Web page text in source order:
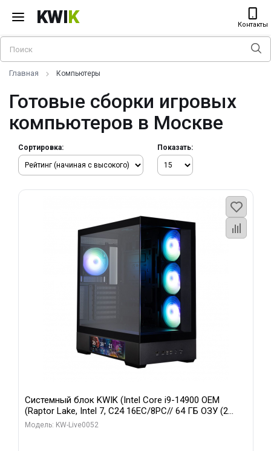
KWIK Контакты
Главная Компьютеры
Готовые сборки игровых
компьютеров в Москве
Сортировка: Показать:
Системный блок KWIK (Intel Core i9-14900 OEM
(Raptor Lake, Intel 7, C24 16EC/8PC// 64 ГБ ОЗУ (2
модуля)/ Palit RTX5080 GAMINGPRO OC 16GB GDDR7
Модель: KW-Live0052